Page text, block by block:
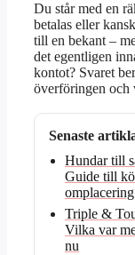
Du står med en
betalas eller
till en bekant –
det egentligen
kontot? Svaret
överföringen och
Senaste
Hundar till
Guide till
omplacering
Triple &
Vilka var
nu